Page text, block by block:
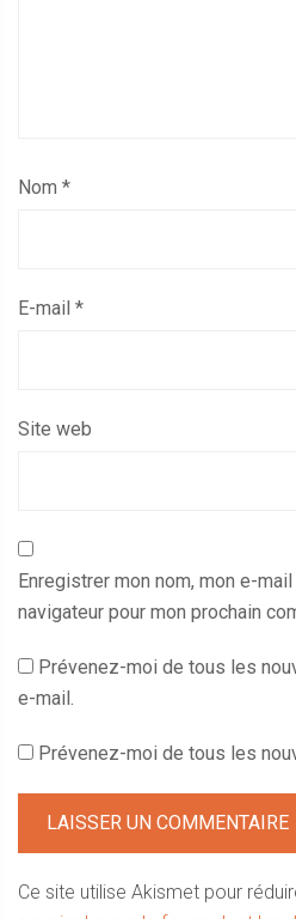
Nom *
E-mail *
Site web
Enregistrer mon nom, mon e-
navigateur pour mon prochain
Prévenez-moi de tous les
e-mail.
Prévenez-moi de tous les
Ce site utilise Akismet pour